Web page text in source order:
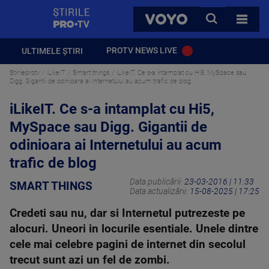
VOYO
CAUTA
TOATE
ULTIMELE ȘTIRI PROTV NEWS LIVE
Stirileprotv iLikeIT Smart things
iLikeIT. Ce s-a intamplat cu Hi5, MySpace sau
Digg. Gigantii de odinioara ai Internetului au acum trafic de blog
iLikeIT. Ce s-a intamplat cu Hi5,
MySpace sau Digg. Gigantii de
odinioara ai Internetului au acum
trafic de blog
SMART THINGS Data publicării: 23-03-2016 | 11:33
Data actualizării: 15-08-2025 | 17:25
Credeti sau nu, dar si Internetul putrezeste pe
alocuri. Uneori in locurile esentiale. Unele dintre
cele mai celebre pagini de internet din secolul
trecut sunt azi un fel de zombi.